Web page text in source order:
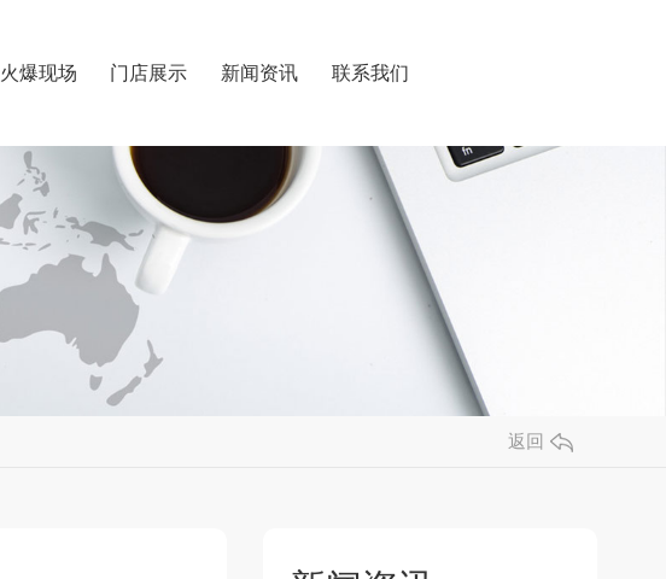
火爆现场 门店展示 新闻资讯 联系我们
返回